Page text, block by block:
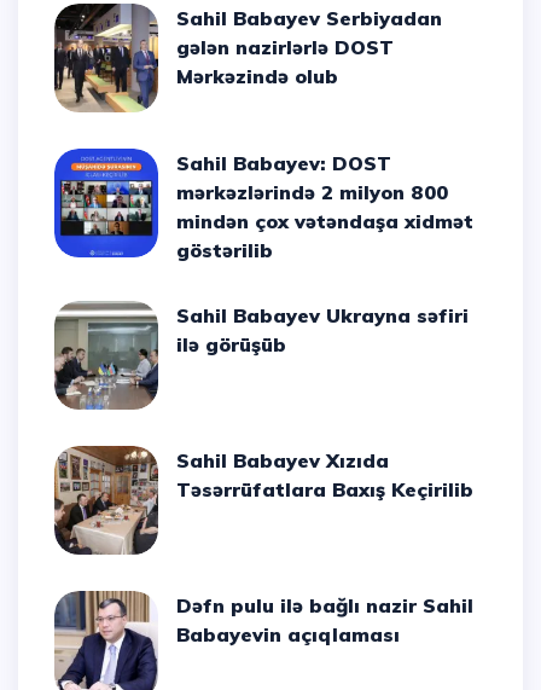
Sahil Babayev Serbiyadan
gələn nazirlərlə DOST
Mərkəzində olub
Sahil Babayev: DOST
mərkəzlərində 2 milyon 800
mindən çox vətəndaşa xidmət
göstərilib
Sahil Babayev Ukrayna səfiri
ilə görüşüb
Sahil Babayev Xızıda
Təsərrüfatlara Baxış Keçirilib
Dəfn pulu ilə bağlı nazir Sahil
Babayevin açıqlaması